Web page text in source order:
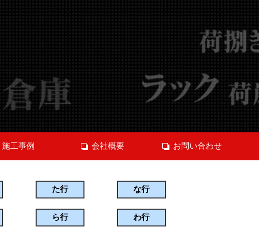
施工事例 会社概要 お問い合わせ
た行 な行
ら行 わ行